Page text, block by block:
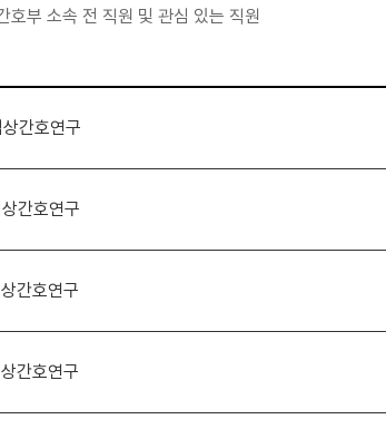
호부 소속 전 직원 및 관심 있는 직원
간호연구
간호연구
간호연구
간호연구